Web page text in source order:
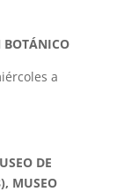
BOTÁNICO
a
DE
MUSEO